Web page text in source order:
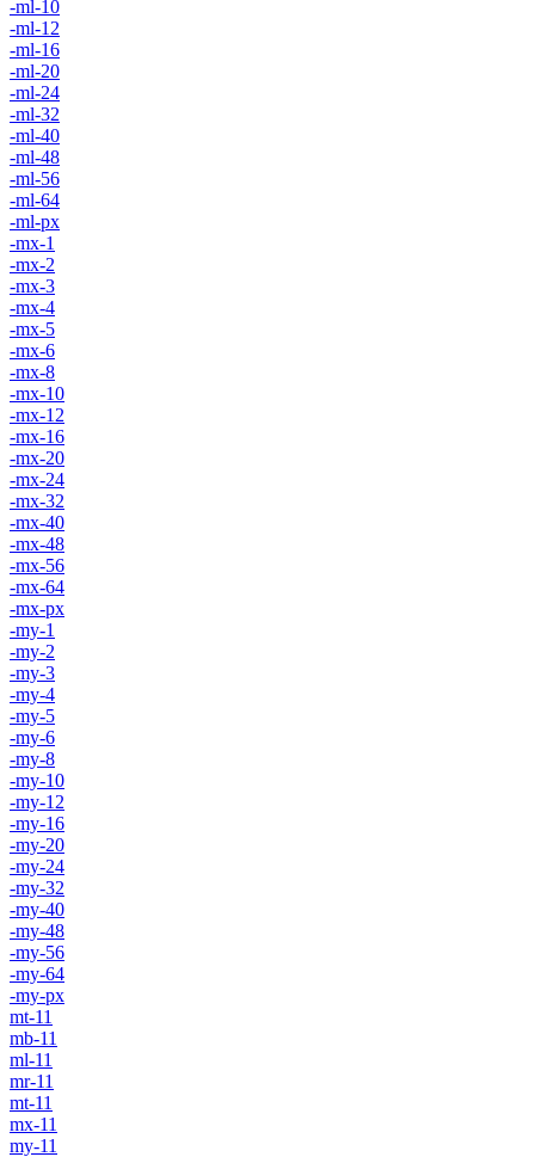
-ml-10
-ml-12
-ml-16
-ml-20
-ml-24
-ml-32
-ml-40
-ml-48
-ml-56
-ml-64
-ml-px
-mx-1
-mx-2
-mx-3
-mx-4
-mx-5
-mx-6
-mx-8
-mx-10
-mx-12
-mx-16
-mx-20
-mx-24
-mx-32
-mx-40
-mx-48
-mx-56
-mx-64
-mx-px
-my-1
-my-2
-my-3
-my-4
-my-5
-my-6
-my-8
-my-10
-my-12
-my-16
-my-20
-my-24
-my-32
-my-40
-my-48
-my-56
-my-64
-my-px
mt-11
mb-11
ml-11
mr-11
mt-11
mx-11
my-11